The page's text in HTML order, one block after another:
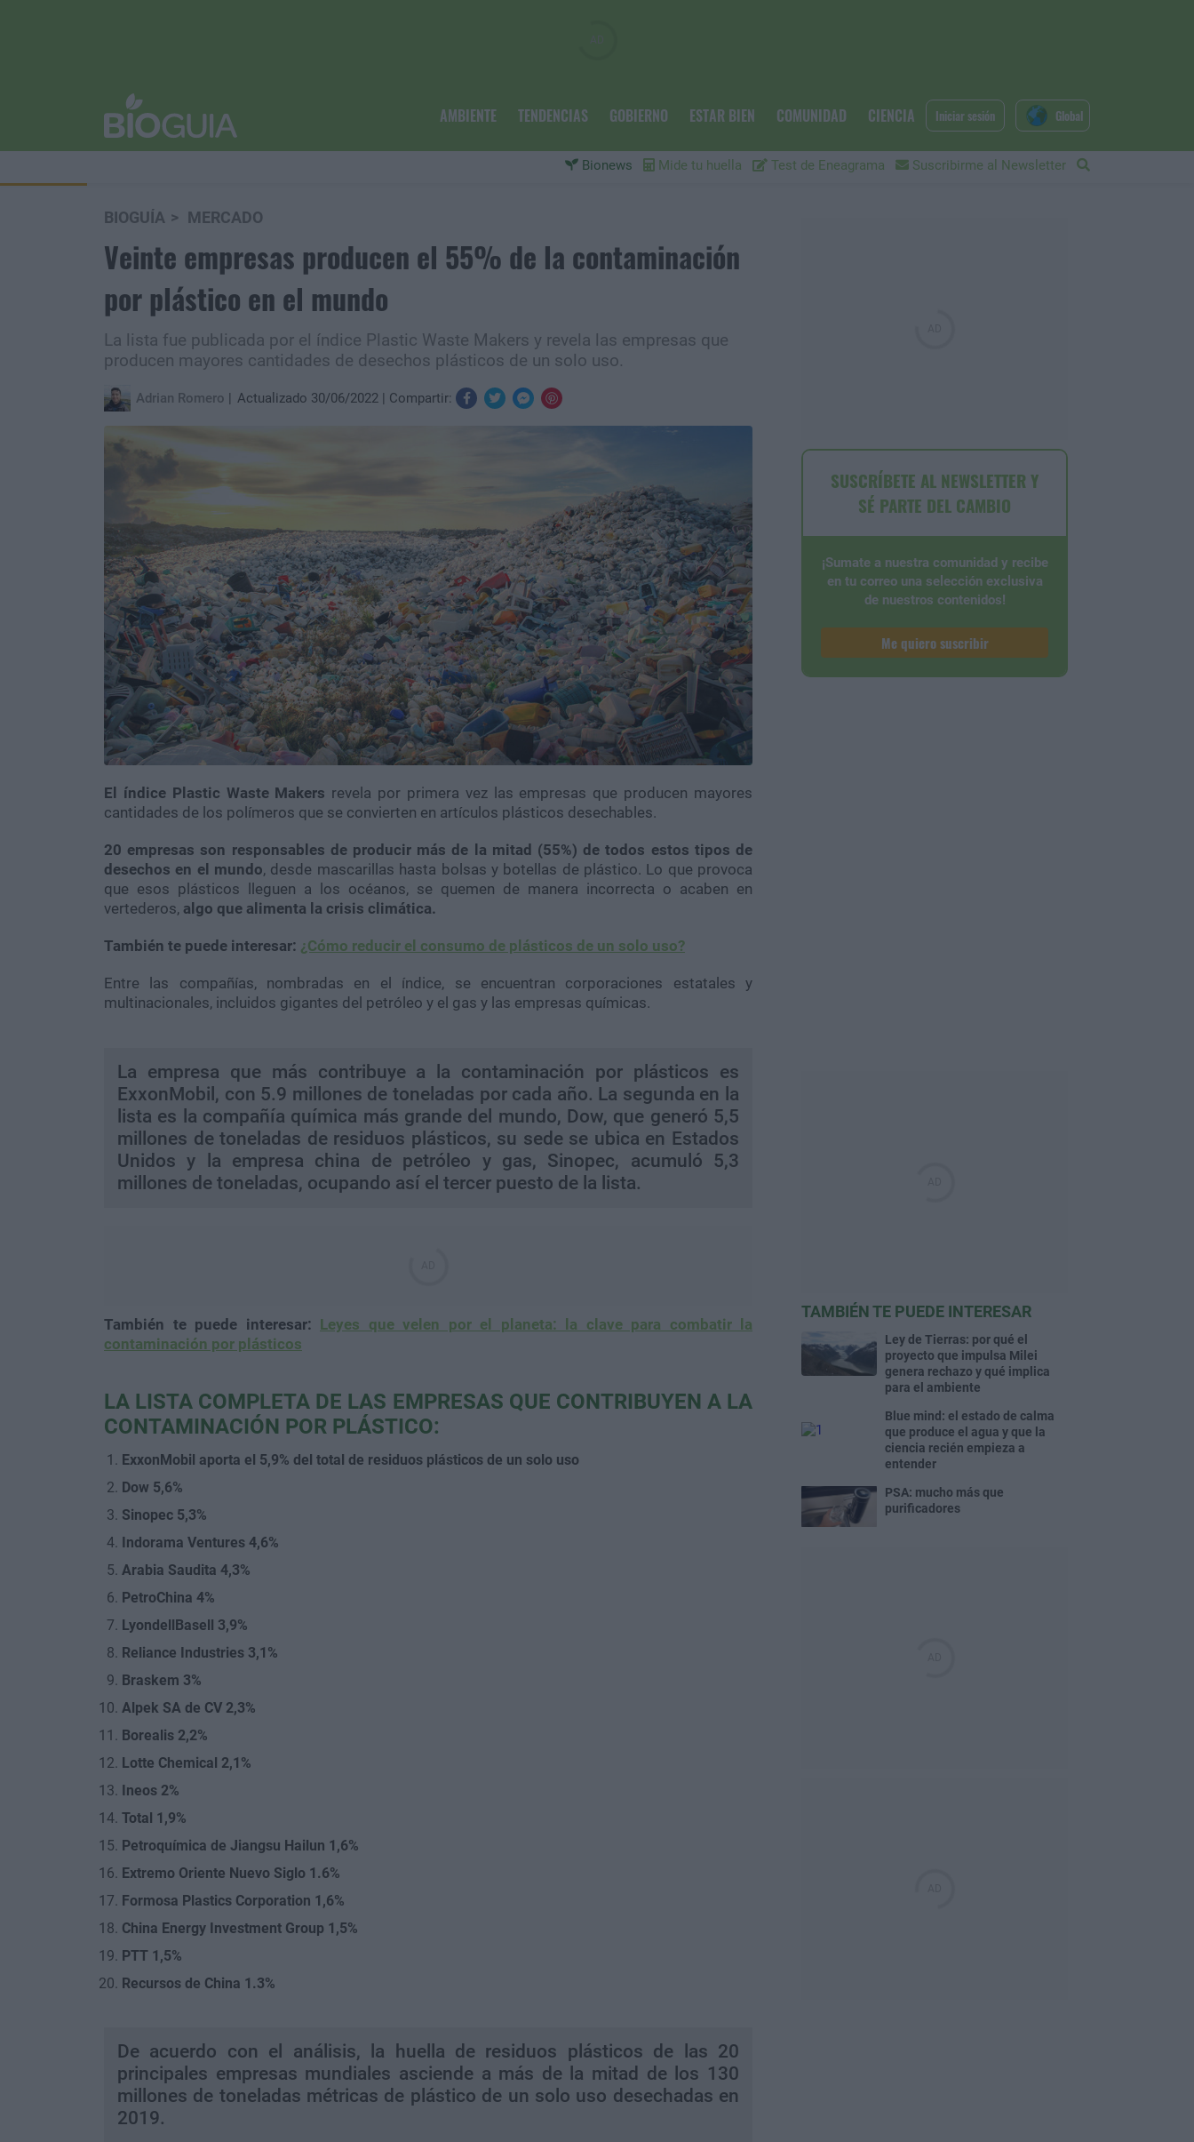
AMBIENTE TENDENCIAS GOBIERNO ESTAR BIEN COMUNIDAD CIENCIA
Bionews Mide tu huella Test de Eneagrama Suscribirme al Newsletter
Iniciar sesión Global
BIOGUÍA MERCADO
Veinte empresas producen el 55% de la contaminación
por plástico en el mundo
La lista fue publicada por el índice Plastic Waste Makers y revela las empresas que
producen mayores cantidades de desechos plásticos de un solo uso.
Adrian Romero Actualizado 30/06/2022 Compartir:
El índice Plastic Waste Makers revela por primera vez las empresas que producen mayores
cantidades de los polímeros que se convierten en artículos plásticos desechables.
20 empresas son responsables de producir más de la mitad (55%) de todos estos tipos de
desechos en el mundo, desde mascarillas hasta bolsas y botellas de plástico. Lo que provoca
que esos plásticos lleguen a los océanos, se quemen de manera incorrecta o acaben en
vertederos, algo que alimenta la crisis climática.
También te puede interesar: ¿Cómo reducir el consumo de plásticos de un solo uso?
Entre las compañías, nombradas en el índice, se encuentran corporaciones estatales y
multinacionales, incluidos gigantes del petróleo y el gas y las empresas químicas.
La empresa que más contribuye a la contaminación por plásticos es
ExxonMobil, con 5.9 millones de toneladas por cada año. La segunda en la
lista es la compañía química más grande del mundo, Dow, que generó 5,5
millones de toneladas de residuos plásticos, su sede se ubica en Estados
Unidos y la empresa china de petróleo y gas, Sinopec, acumuló 5,3
millones de toneladas, ocupando así el tercer puesto de la lista.
También te puede interesar: Leyes que velen por el planeta: la clave para combatir la
contaminación por plásticos
LA LISTA COMPLETA DE LAS EMPRESAS QUE CONTRIBUYEN A LA
CONTAMINACIÓN POR PLÁSTICO:
ExxonMobil aporta el 5,9% del total de residuos plásticos de un solo uso
Dow 5,6%
Sinopec 5,3%
Indorama Ventures 4,6%
Arabia Saudita 4,3%
PetroChina 4%
LyondellBasell 3,9%
Reliance Industries 3,1%
Braskem 3%
Alpek SA de CV 2,3%
Borealis 2,2%
Lotte Chemical 2,1%
Ineos 2%
Total 1,9%
Petroquímica de Jiangsu Hailun 1,6%
Extremo Oriente Nuevo Siglo 1.6%
Formosa Plastics Corporation 1,6%
China Energy Investment Group 1,5%
PTT 1,5%
Recursos de China 1.3%
De acuerdo con el análisis, la huella de residuos plásticos de las 20
principales empresas mundiales asciende a más de la mitad de los 130
millones de toneladas métricas de plástico de un solo uso desechadas en
2019.
SUSCRÍBETE AL NEWSLETTER Y
SÉ PARTE DEL CAMBIO
¡Sumate a nuestra comunidad y recibe
en tu correo una selección exclusiva
de nuestros contenidos!
Me quiero suscribir
TAMBIÉN TE PUEDE INTERESAR
Ley de Tierras: por qué el
proyecto que impulsa Milei
genera rechazo y qué implica
para el ambiente
Blue mind: el estado de calma
que produce el agua y que la
ciencia recién empieza a
entender
PSA: mucho más que
purificadores